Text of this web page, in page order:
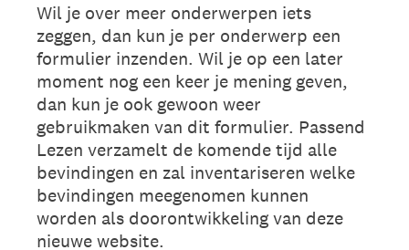
Wil je over meer onderwerpen iets
zeggen, dan kun je per onderwerp een
formulier inzenden. Wil je op een later
moment nog een keer je mening geven,
dan kun je ook gewoon weer
gebruikmaken van dit formulier. Passend
Lezen verzamelt de komende tijd alle
bevindingen en zal inventariseren welke
bevindingen meegenomen kunnen
worden als doorontwikkeling van deze
nieuwe website.